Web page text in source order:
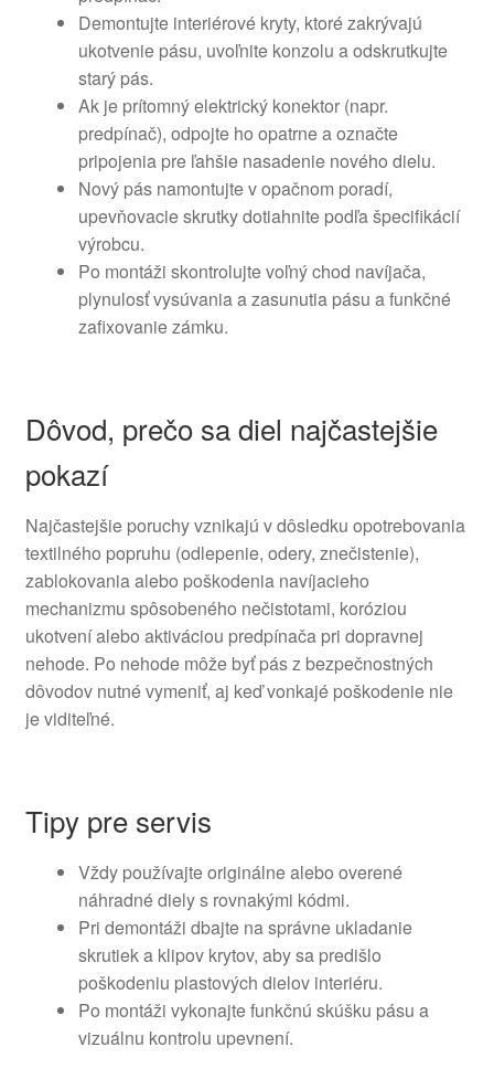
Demontujte interiérové kryty, ktoré zakrývajú
ukotvenie pásu, uvoľnite konzolu a odskrutkujte
starý pás.
Ak je prítomný elektrický konektor (napr.
predpínač), odpojte ho opatrne a označte
pripojenia pre ľahšie nasadenie nového dielu.
Nový pás namontujte v opačnom poradí,
upevňovacie skrutky dotiahnite podľa špecifikácií
výrobcu.
Po montáži skontrolujte voľný chod navíjača,
plynulosť vysúvania a zasunutia pásu a funkčné
zafixovanie zámku.
Dôvod, prečo sa diel najčastejšie
pokazí
Najčastejšie poruchy vznikajú v dôsledku opotrebovania
textilného popruhu (odlepenie, odery, znečistenie),
zablokovania alebo poškodenia navíjacieho
mechanizmu spôsobeného nečistotami, koróziou
ukotvení alebo aktiváciou predpínača pri dopravnej
nehode. Po nehode môže byť pás z bezpečnostných
dôvodov nutné vymeniť, aj keď vonkajé poškodenie nie
je viditeľné.
Tipy pre servis
Vždy používajte originálne alebo overené
náhradné diely s rovnakými kódmi.
Pri demontáži dbajte na správne ukladanie
skrutiek a klipov krytov, aby sa predišlo
poškodeniu plastových dielov interiéru.
Po montáži vykonajte funkčnú skúšku pásu a
vizuálnu kontrolu upevnení.